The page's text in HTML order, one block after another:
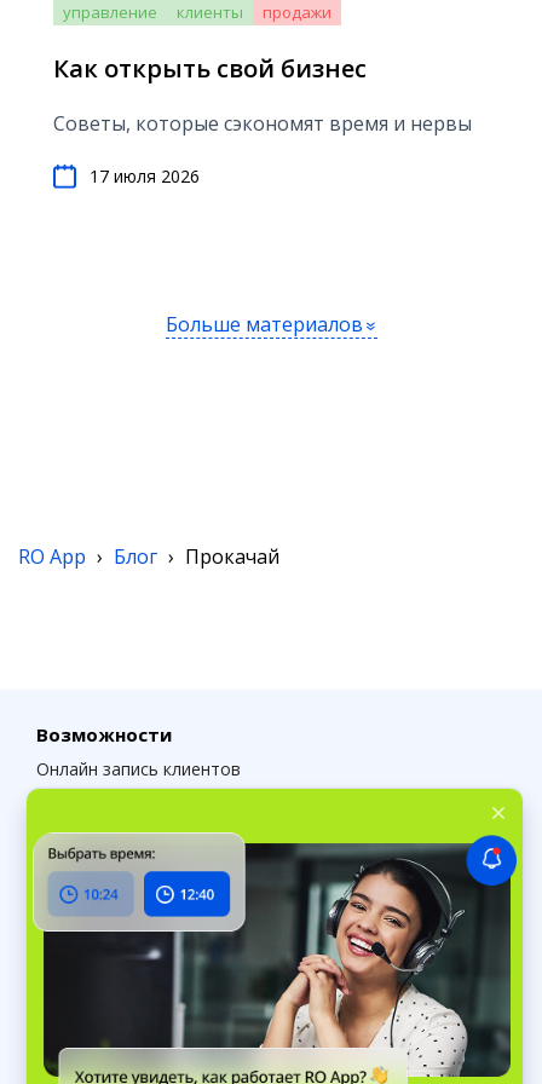
управление клиенты продажи
Как открыть свой бизнес
Советы, которые сэкономят время и нервы
17 июля 2026
Больше материалов»
RO App › Блог › Прокачай
Возможности
Онлайн запись клиентов
Предварительная запись
Учет клиентов
Складской учет
Управление персоналом